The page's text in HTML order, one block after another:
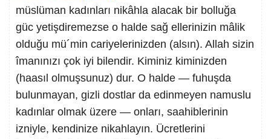
müslüman kadınları nikâhla alacak bir bolluğa
güc yetişdiremezse o halde sağ ellerinizin mâlik
olduğu mü´min cariyelerinizden (alsın). Allah sizin
îmanınızı çok iyi bilendir. Kiminiz kiminizden
(haasıl olmuşsunuz) dur. O halde — fuhuşda
bulunmayan, gizli dostlar da edinmeyen namuslu
kadınlar olmak üzere — onları, saahiblerinin
izniyle, kendinize nikahlayın. Ücretlerini